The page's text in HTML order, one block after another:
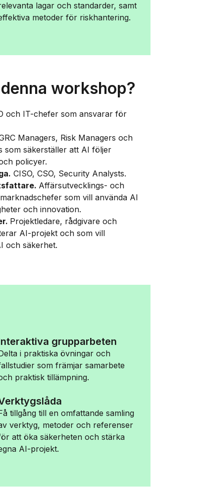
lagar och standarder, samt
metoder för riskhantering.
workshop?
och IT-chefer som ansvarar för
Managers, Risk Managers och
som säkerställer att AI följer
policyer.
CISO, CSO, Security Analysts.
Affärsutvecklings- och
som vill använda AI
och innovation.
Projektledare, rådgivare och
AI-projekt och som vill
och säkerhet.
grupparbeten
i praktiska övningar och
som främjar samarbete
praktisk tillämpning.
tillgång till en omfattande samling
verktyg, metoder och referenser
att öka säkerheten och stärka
AI-projekt.